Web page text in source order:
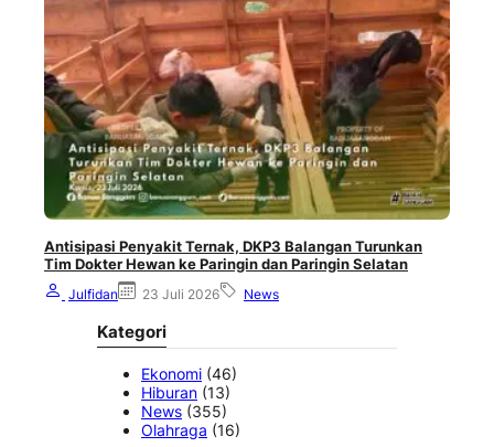
Antisipasi Penyakit Ternak, DKP3 Balangan Turunkan
Tim Dokter Hewan ke Paringin dan Paringin Selatan
Julfidan 23 Juli 2026 News
Kategori
Ekonomi (46)
Hiburan (13)
News (355)
Olahraga (16)